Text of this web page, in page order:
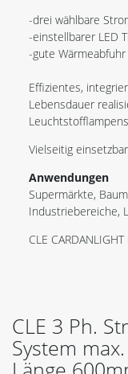
-drei wählbare
-einstellbarer LED
-gute
Effizientes,
Lebensdauer
Vielseitig
Anwendungen
Supermärkte,
Industriebereiche,
CLE
CLE 3 Ph.
System